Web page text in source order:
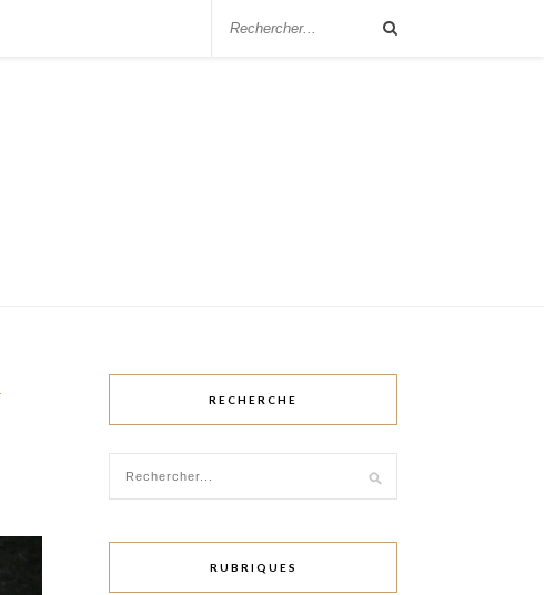
RECHERCHE
RUBRIQUES